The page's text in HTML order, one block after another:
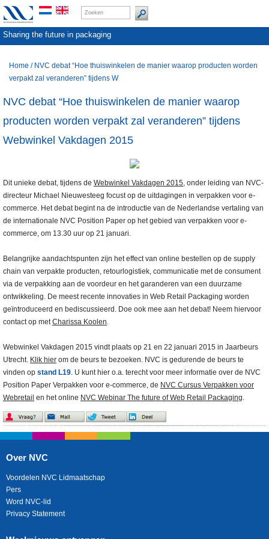
Sharing the future in packaging
Home / NVC debat “Hoe thuiswinkelen de manier waarop producten worden
verpakt zal veranderen” tijdens W
NVC debat “Hoe thuiswinkelen de manier waarop
producten worden verpakt zal veranderen” tijdens
Webwinkel Vakdagen 2015
Dit unieke debat, tijdens de Webwinkel Vakdagen 2015, onder leiding van NVC-
directeur Michael Nieuwesteeg focust op de uitdagingen in verpakken voor e-
commerce. Het debat begint na de introductie van de Nederlandse vertaling van
de internationale NVC Position Paper op het gebied van verpakken voor e-
commerce, om 13.30 uur op 21 januari.
Belangrijke aandachtspunten zijn het effect van online bestellen op de supply
chain van verpakte producten, retourlogistiek, communicatie met de consument
via de verpakking aan de voordeur en het garanderen van een duurzame
ontwikkeling. De meest recente innovaties in Web Retail Packaging worden
geïntroduceerd en bediscussieerd. Doe ook mee aan het debat! Neem hiervoor
contact op metCharissa Koolen.
Webwinkel Vakdagen 2015 vindt plaats op 21 en 22 januari 2015 in Jaarbeurs
Utrecht. Klik hier om de beurs te bezoeken. NVC is gedurende de beurs te
vinden op stand L19. U kunt hier o.a. terecht voor meer informatie over de NVC
Position Paper Verpakken voor e-commerce, de NVC Cursus Verpakken voor
Webretail en het online NVC Webinar The future of Web Retail Packaging.
Over NVC
Voordelen NVC Lidmaatschap
Pers
Word NVC-lid
Privacy Statement